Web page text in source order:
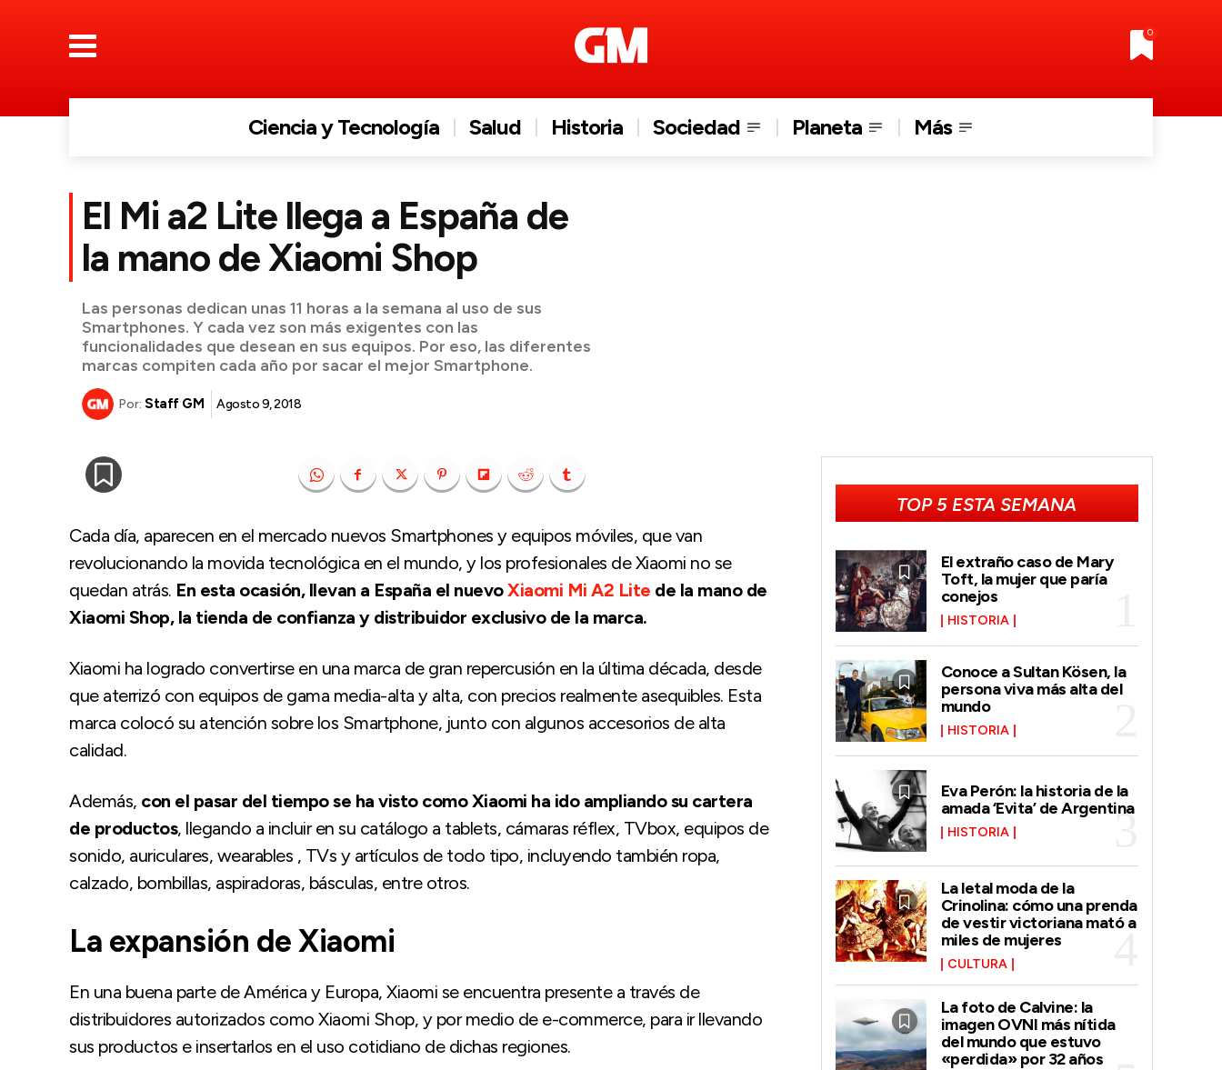
0
Ciencia y Tecnología Salud Historia Sociedad Planeta Más
El Mi a2 Lite llega a España de
la mano de Xiaomi Shop
Las personas dedican unas 11 horas a la semana al uso de sus
Smartphones. Y cada vez son más exigentes con las
funcionalidades que desean en sus equipos. Por eso, las diferentes
marcas compiten cada año por sacar el mejor Smartphone.
Por: Staff GM Agosto 9, 2018
Cada día, aparecen en el mercado nuevos Smartphones y equipos móviles, que van
revolucionando la movida tecnológica en el mundo, y los profesionales de Xiaomi no se
quedan atrás. En esta ocasión, llevan a España el nuevoXiaomi Mi A2 Lite de la mano de
Xiaomi Shop, la tienda de confianza y distribuidor exclusivo de la marca.
Xiaomi ha logrado convertirse en una marca de gran repercusión en la última década, desde
que aterrizó con equipos de gama media-alta y alta, con precios realmente asequibles. Esta
marca colocó su atención sobre los Smartphone, junto con algunos accesorios de alta
calidad.
Además, con el pasar del tiempo se ha visto como Xiaomi ha ido ampliando su cartera
de productos, llegando a incluir en su catálogo a tablets, cámaras réflex, TVbox, equipos de
sonido, auriculares, wearables , TVs y artículos de todo tipo, incluyendo también ropa,
calzado, bombillas, aspiradoras, básculas, entre otros.
La expansión de Xiaomi
En una buena parte de América y Europa, Xiaomi se encuentra presente a través de
distribuidores autorizados como Xiaomi Shop, y por medio de e-commerce, para ir llevando
sus productos e insertarlos en el uso cotidiano de dichas regiones.
TOP 5 ESTA SEMANA
El extraño caso de Mary
Toft, la mujer que paría
conejos
HISTORIA
Conoce a Sultan Kösen, la
persona viva más alta del
mundo
HISTORIA
Eva Perón: la historia de la
amada ‘Evita’ de Argentina
HISTORIA
La letal moda de la
Crinolina: cómo una prenda
de vestir victoriana mató a
miles de mujeres
CULTURA
La foto de Calvine: la
imagen OVNI más nítida
del mundo que estuvo
«perdida» por 32 años